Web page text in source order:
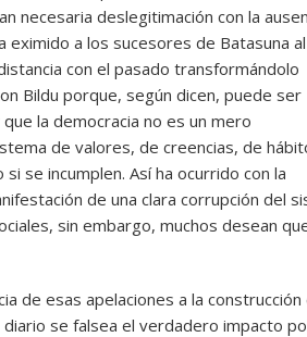
necesaria deslegitimación con la
eximido a los sucesores de Batasuna al
con el pasado transformándolo
Bildu porque, según dicen, puede ser
la democracia no es un mero
de valores, de creencias, de
se incumplen. Así ha ocurrido con la
de una clara corrupción del
sin embargo, muchos desean
de esas apelaciones a la construcción
se falsea el verdadero impacto